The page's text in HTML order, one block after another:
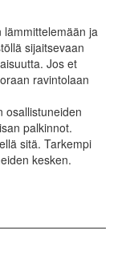
lämmittelemään ja
sijaitsevaan
Jos et
ravintolaan
osallistuneiden
palkinnot.
sitä. Tarkempi
kesken.